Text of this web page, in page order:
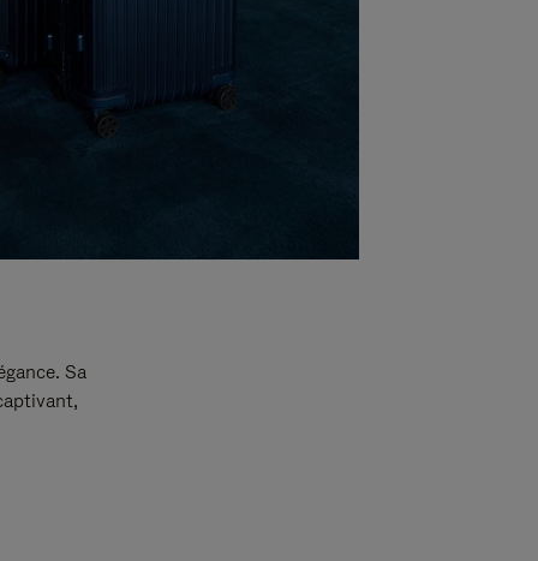
Sa